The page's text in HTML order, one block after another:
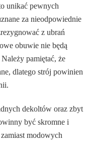
unikać pewnych
za nieodpowiednie
z ubrań
obuwie nie będą
pamiętać, że
dlatego strój powinien
dekoltów oraz zbyt
być skromne i
modowych